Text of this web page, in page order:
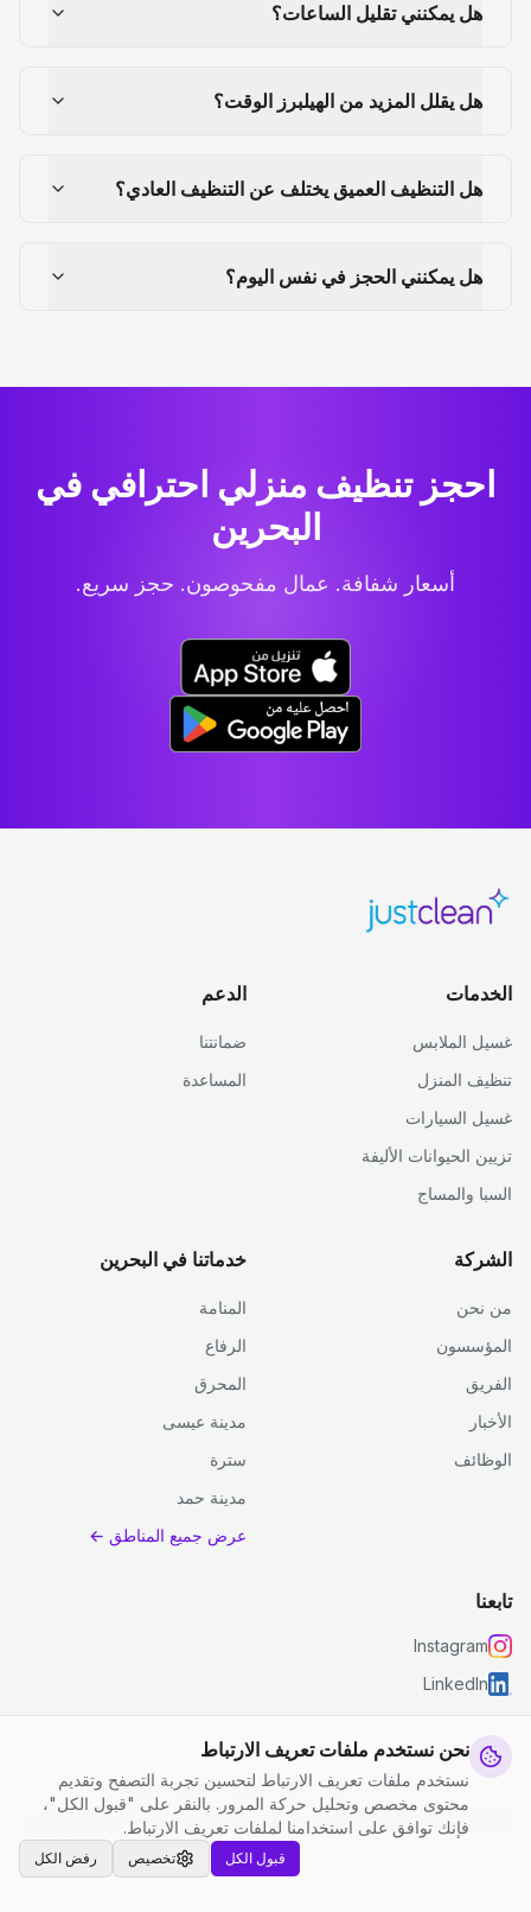
نحن نستخدم ملفات تعريف الارتباط
نستخدم ملفات تعريف الارتباط لتحسين تجربة التصفح وتقديم
محتوى مخصص وتحليل حركة المرور. بالنقر على "قبول الكل"،
فإنك توافق على استخدامنا لملفات تعريف الارتباط.
رفض الكل تخصيص قبول الكل
هل يمكنني تقليل الساعات؟
هل يقلل المزيد من الهيلبرز الوقت؟
هل التنظيف العميق يختلف عن التنظيف العادي؟
هل يمكنني الحجز في نفس اليوم؟
احجز تنظيف منزلي احترافي في
البحرين
أسعار شفافة. عمال مفحوصون. حجز سريع.
الخدمات
غسيل الملابس
تنظيف المنزل
غسيل السيارات
تزيين الحيوانات الأليفة
السبا والمساج
الدعم
ضمانتنا
المساعدة
الشركة
من نحن
المؤسسون
الفريق
الأخبار
الوظائف
خدماتنا في البحرين
المنامة
الرفاع
المحرق
مدينة عيسى
سترة
مدينة حمد
عرض جميع المناطق ←
تابعنا
Instagram
LinkedIn
© 2026 جست كلين. جميع الحقوق محفوظة.
سياسة الخصوصية
الشروط والأحكام | إعدادات ملفات تعريف الارتباط